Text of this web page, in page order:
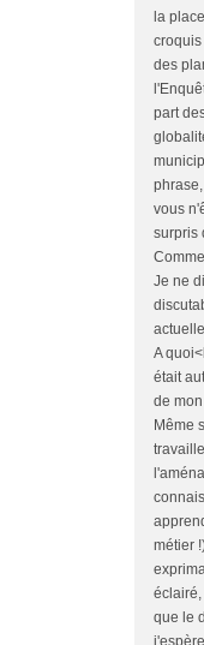
la
des
part
vous
surpris
Je ne
A
était
de
Même
métier
éclairé,
que le